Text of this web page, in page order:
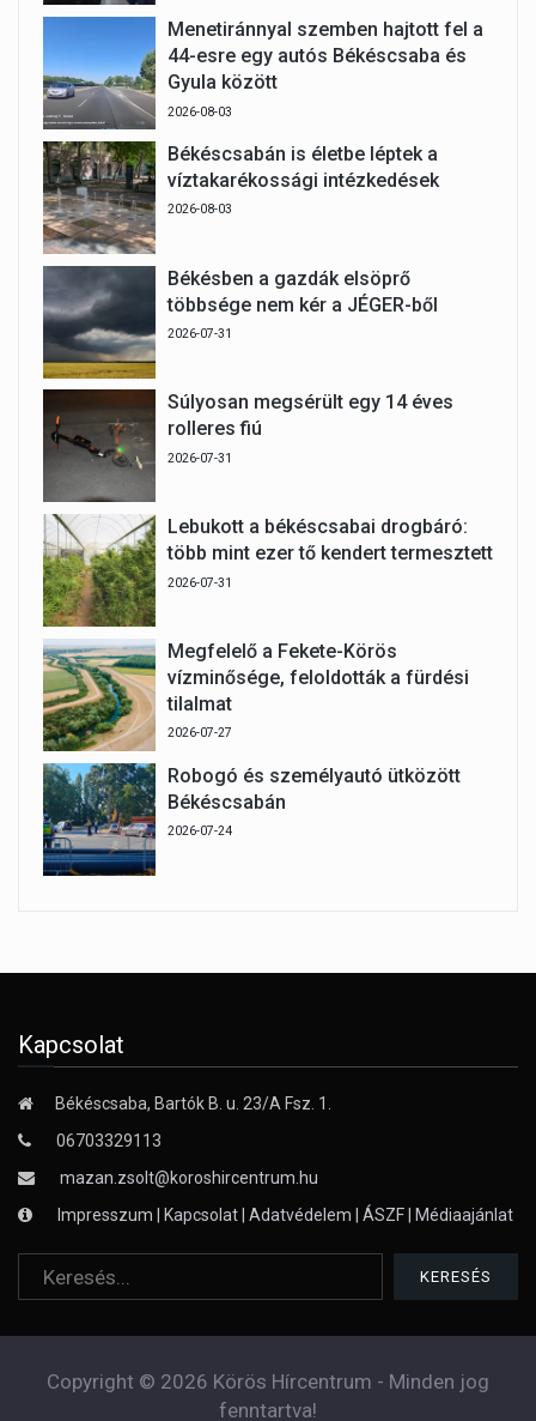
Menetiránnyal szemben hajtott fel a
44-esre egy autós Békéscsaba és
Gyula között
2026-08-03
Békéscsabán is életbe léptek a
víztakarékossági intézkedések
2026-08-03
Békésben a gazdák elsöprő
többsége nem kér a JÉGER-ből
2026-07-31
Súlyosan megsérült egy 14 éves
rolleres fiú
2026-07-31
Lebukott a békéscsabai drogbáró:
több mint ezer tő kendert termesztett
2026-07-31
Megfelelő a Fekete-Körös
vízminősége, feloldották a fürdési
tilalmat
2026-07-27
Robogó és személyautó ütközött
Békéscsabán
2026-07-24
Kapcsolat
Békéscsaba, Bartók B. u. 23/A Fsz. 1.
06703329113
mazan.zsolt@koroshircentrum.hu
Impresszum
Kapcsolat Adatvédelem ÁSZF Médiaajánlat
Copyright © 2026 Körös Hírcentrum - Minden jog
fenntartva!